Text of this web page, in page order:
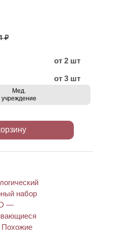
₽
от 2 шт
от 3 шт
Мед.
учреждение